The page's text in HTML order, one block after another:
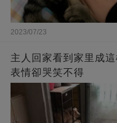
2023/07/23
主人回家看到家里成
表情卻哭笑不得